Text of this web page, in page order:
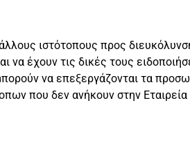
ιστότοπους προς
να έχουν τις δικές τους
να επεξεργάζονται τα
που δεν ανήκουν στην Εταιρεία